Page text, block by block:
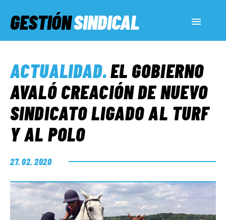
GESTIÓNSINDICAL
SERVICIOS SOCIALES
INFORMES ESPECIALES
FUERA DE MEGÁFONO
EL LADO «G»
ACTUALIDAD.EL GOBIERNO
AVALÓ CREACIÓN DE NUEVO
SINDICATO LIGADO AL TURF
Y AL POLO
27. 02. 2020